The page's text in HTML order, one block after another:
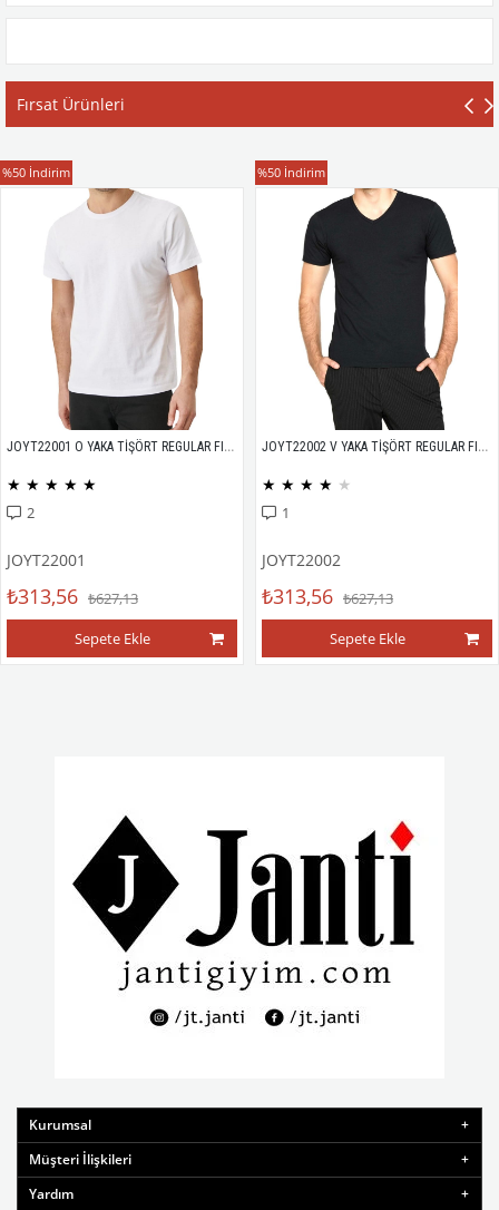
Fırsat Ürünleri
T-Shirt
JOYT22001 O YAKA TİŞÖRT REGULAR FIT %100 PAMUK COMPACK PENYE
★ ★ ★ ★ ★
2
JOYT22001
₺313,56 ₺627,13
Sepete Ekle
%50 İndirim T-Shirt
JOYT22002 V YAKA TİŞÖRT REGULAR FIT %100 PAMUK COMPACK PENYE
★ ★ ★ ★ ★
1
JOYT22002
₺313,56 ₺627,13
Sepete Ekle
%50 İndirim
Kurumsal
Müşteri İlişkileri
Yardım